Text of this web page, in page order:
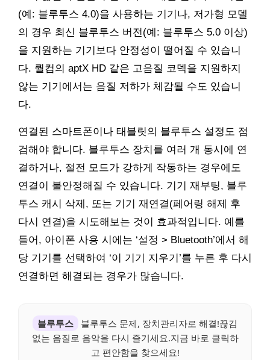
(예: 블루투스 4.0)을 사용하는 기기나, 저가형 모델
의 경우 최신 블루투스 버전(예: 블루투스 5.0 이상)
을 지원하는 기기보다 안정성이 떨어질 수 있습니
다. 퀄컴의 aptX HD 같은 고음질 코덱을 지원하지
않는 기기에서는 음질 저하가 체감될 수도 있습니
다.
연결된 스마트폰이나 태블릿의 블루투스 설정도 점
검해야 합니다. 블루투스 장치를 여러 개 동시에 연
결하거나, 절전 모드가 강하게 작동하는 경우에도
연결이 불안정해질 수 있습니다. 기기 재부팅, 블루
투스 캐시 삭제, 또는 기기 재연결(페어링 해제 후
다시 연결)을 시도해보는 것이 효과적입니다. 예를
들어, 아이폰 사용 시에는 ‘설정 > Bluetooth’에서 해
당 기기를 선택하여 ‘이 기기 지우기’를 누른 후 다시
연결하면 해결되는 경우가 많습니다.
블루투스
블루투스 문제, 장치관리자로 해결!끊김
없는 음질로 음악을 다시 즐기세요.지금 바로 클릭하
고 편안함을 찾으세요!